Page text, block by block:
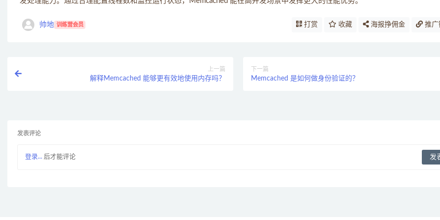
帅地 训练营会员 打赏 收藏 海报挣佣金 推广
上一篇
解释Memcached 能够更有效地使用内存吗？
下一篇
Memcached 是如何做身份验证的？
发表评论
登录... 后才能评论